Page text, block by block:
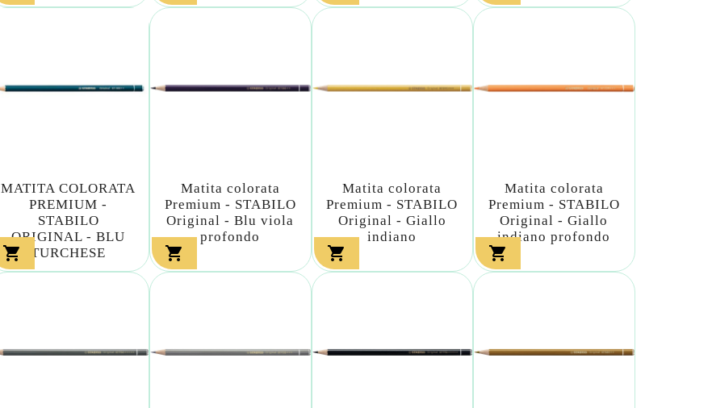
MATITA COLORATA
PREMIUM -
STABILO
ORIGINAL - BLU
TURCHESE

Matita colorata
Premium - STABILO
Original - Blu viola
profondo

Matita colorata
Premium - STABILO
Original - Giallo
indiano

Matita colorata
Premium - STABILO
Original - Giallo
indiano profondo
